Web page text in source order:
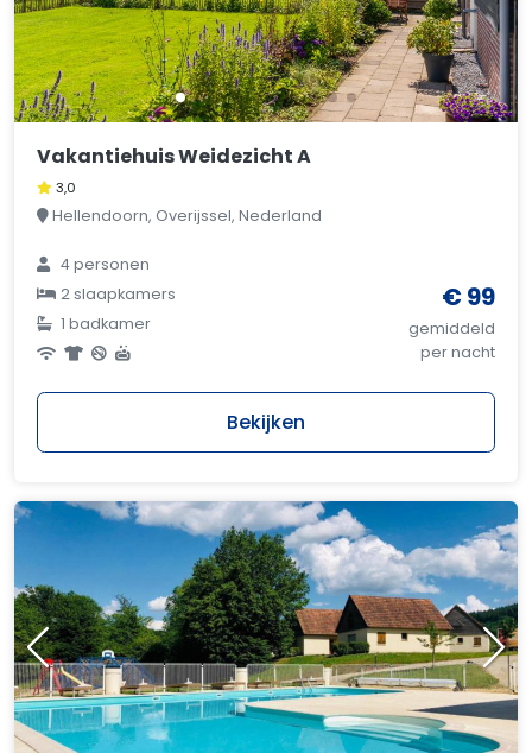
Vakantiehuis Weidezicht A
3,0
Hellendoorn, Overijssel, Nederland
4 personen
2 slaapkamers
1 badkamer
€ 99
gemiddeld
per nacht
Bekijken